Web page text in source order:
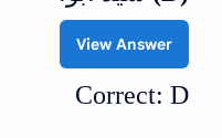
View Answer
Correct: D